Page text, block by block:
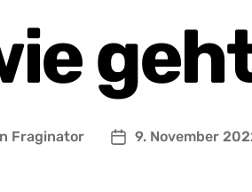
Fraginator Beitragsdatum
9. November